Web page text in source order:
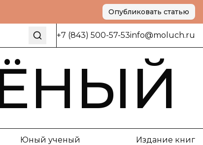
Опубликовать статью
+7 (843) 500-57-53info@moluch.ru
Юный ученый Издание книг